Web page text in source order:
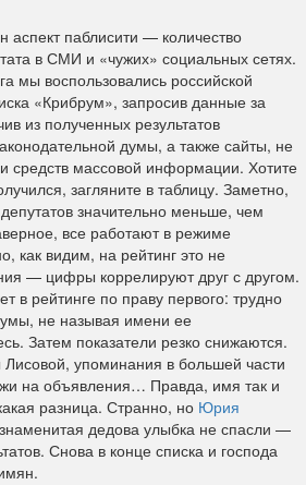
паблисити — количество
в СМИ и «чужих» социальных сетях.
мы воспользовались российской
«Крибрум», запросив данные за
из полученных результатов
думы, а также сайты, не
массовой информации. Хотите
загляните в таблицу. Заметно,
значительно меньше, чем
все работают в режиме
как видим, на рейтинг это не
— цифры коррелируют друг с другом.
в рейтинге по праву первого: трудно
не называя имени ее
Затем показатели резко снижаются.
Лисовой, упоминания в большей части
на объявления… Правда, имя так и
разница. Странно, но Юрия
дедова улыбка не спасли —
Снова в конце списка и господа